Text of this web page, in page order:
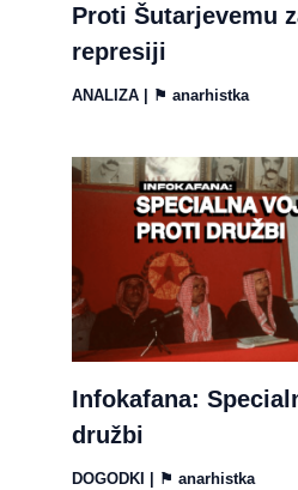
Proti Šutarjevemu
represiji
ANALIZA | ⚑ anarhistka
Infokafana:
družbi
DOGODKI | ⚑ anarhistka